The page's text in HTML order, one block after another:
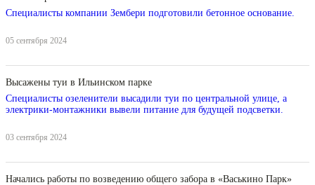
Специалисты компании Зембери подготовили бетонное основание.
05 сентября 2024
Высажены туи в Ильинском парке
Специалисты озеленители высадили туи по центральной улице, а
электрики-монтажники вывели питание для будущей подсветки.
03 сентября 2024
Начались работы по возведению общего забора в «Васькино Парк»